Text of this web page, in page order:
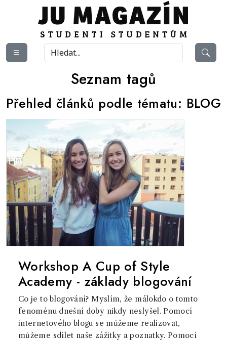
Seznam tagů
Přehled článků podle tématu: BLOG
Workshop A Cup of Style
Academy - základy blogování
Co je to blogování? Myslím, že málokdo o tomto
fenoménu dnešní doby nikdy neslyšel. Pomocí
internetového blogu se můžeme realizovat,
můžeme sdílet naše zážitky a poznatky. Pomocí